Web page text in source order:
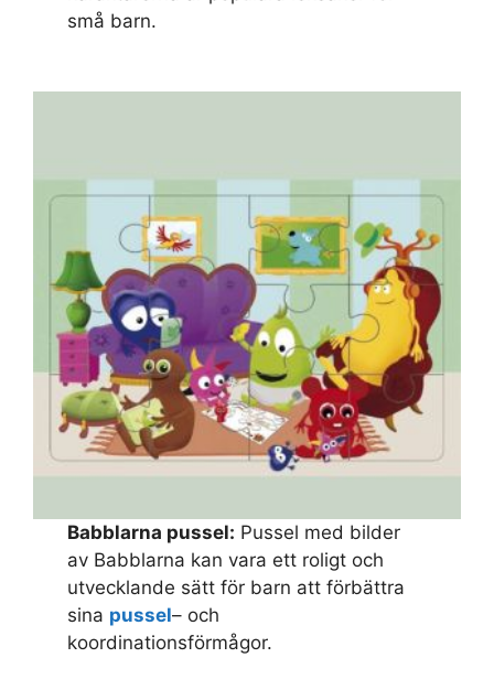
små barn.
Babblarna pussel: Pussel med bilder
av Babblarna kan vara ett roligt och
utvecklande sätt för barn att förbättra
sina pussel– och
koordinationsförmågor.